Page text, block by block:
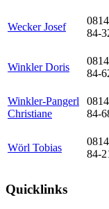
Wecker Josef
84-
Winkler Doris
84-
Winkler-Pangerl
Christiane
84-
Wörl Tobias
84-
Quicklinks